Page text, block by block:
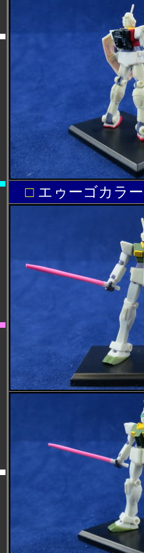
□ エゥーゴカラ